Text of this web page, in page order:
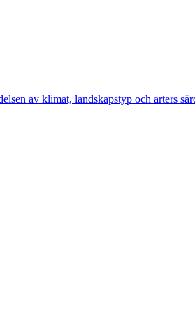
av klimat, landskapstyp och arters